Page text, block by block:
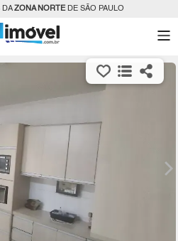
DAZONA NORTEDE SÃO PAULO